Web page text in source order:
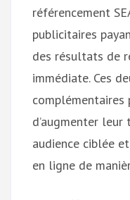
référencement
publicitaires
des résultats de
immédiate. Ces
complémentaires
d’augmenter
audience ciblée
en ligne de